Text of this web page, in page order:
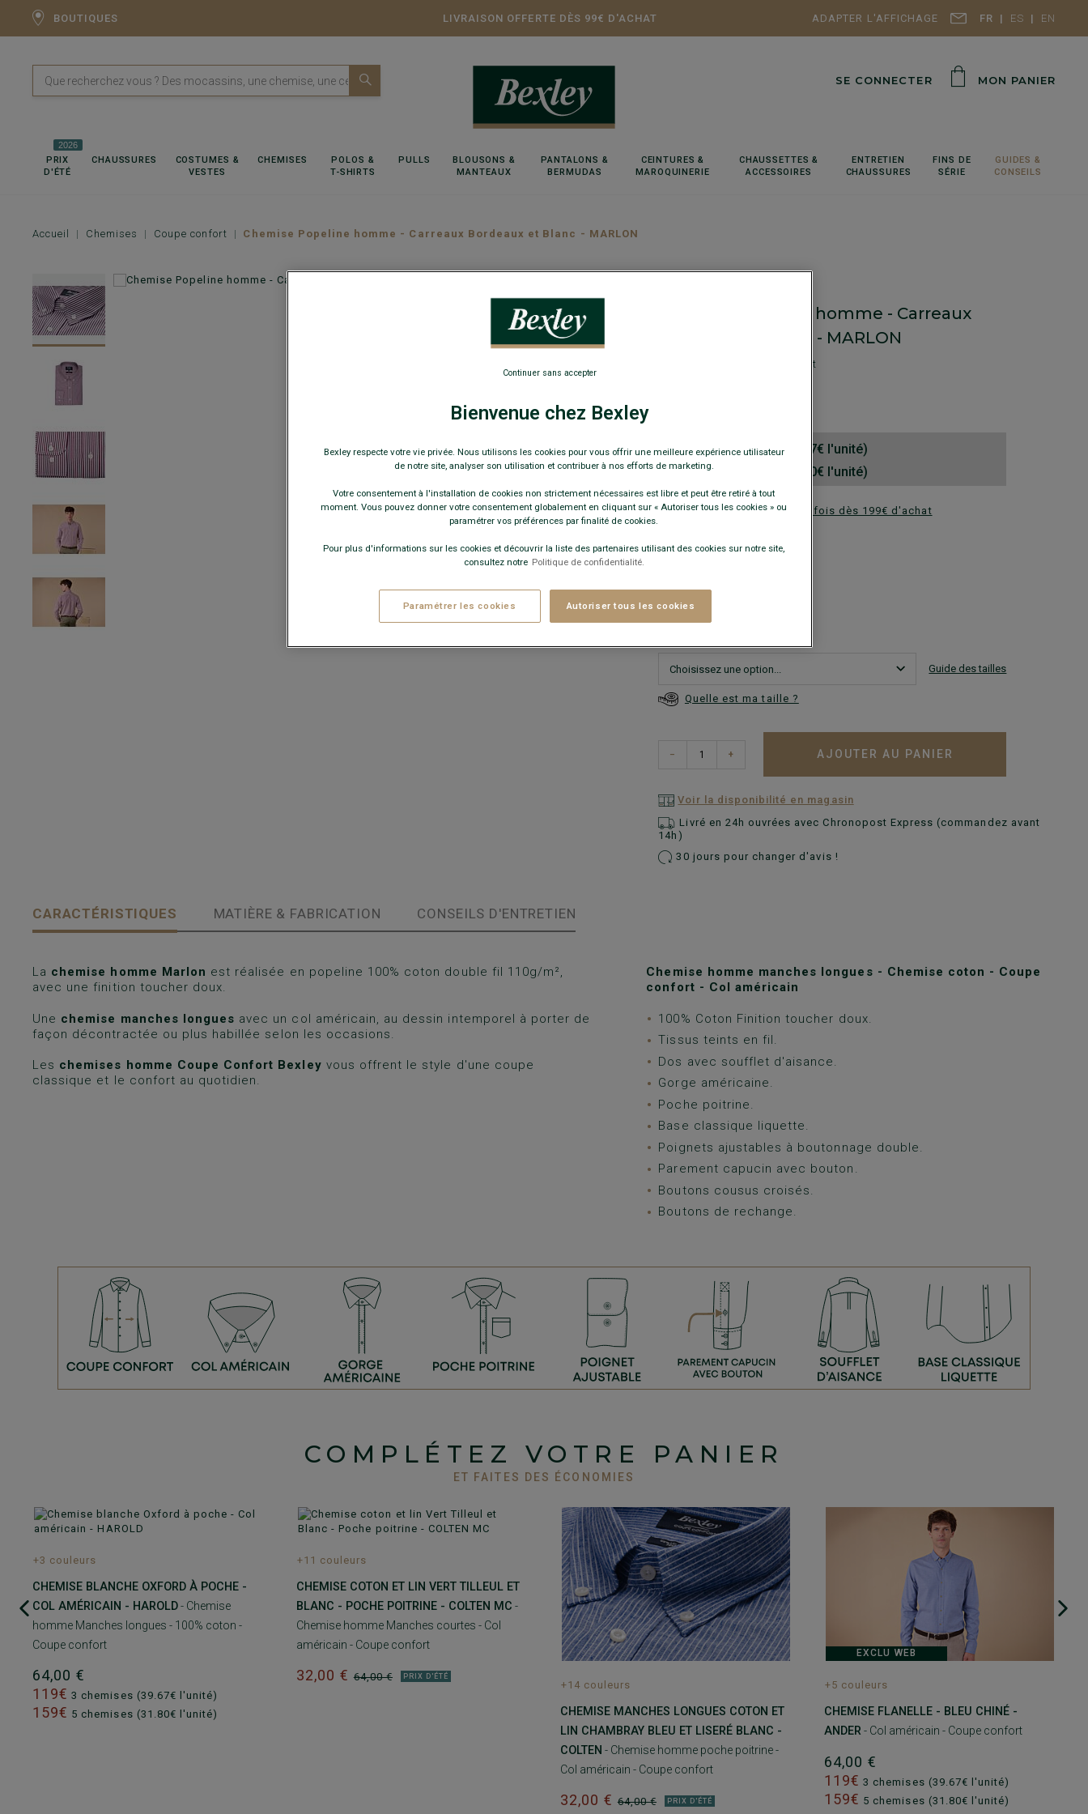
FR ES EN
BOUTIQUES LIVRAISON OFFERTE DÈS 99€ D'ACHAT ADAPTER L'AFFICHAGE
SE CONNECTER MON PANIER
PRIX
D'ÉTÉ
2026
CHAUSSURES
COSTUMES &
VESTES
CHEMISES
POLOS &
T-SHIRTS
PULLS
BLOUSONS &
MANTEAUX
PANTALONS &
BERMUDAS
CEINTURES &
MAROQUINERIE
CHAUSSETTES &
ACCESSOIRES
ENTRETIEN
CHAUSSURES
FINS DE
SÉRIE
GUIDES &
CONSEILS
Accueil Chemises Coupe confort Chemise Popeline homme - Carreaux Bordeaux et Blanc - MARLON
Chemise Popeline homme - Carreaux
Bordeaux et Blanc - MARLON
Col américain - Coupe confort
119€3 chemises (39.67€ l'unité)
159€5 chemises (31.80€ l'unité)
Payez en plusieurs fois dès 199€ d'achat
COULEURS DISPONIBLES
Guide des tailles
Quelle est ma taille ?
− + AJOUTER AU PANIER
Voir la disponibilité en magasin
Livré en 24h ouvrées avec Chronopost Express (commandez avant
14h)
30 jours pour changer d'avis !
CARACTÉRISTIQUES MATIÈRE & FABRICATION CONSEILS D'ENTRETIEN
La chemise homme Marlon est réalisée en popeline 100% coton double fil 110g/m²,
avec une finition toucher doux.
Une chemise manches longues avec un col américain, au dessin intemporel à porter de
façon décontractée ou plus habillée selon les occasions.
Les chemises homme Coupe Confort Bexley vous offrent le style d'une coupe
classique et le confort au quotidien.
Chemise homme manches longues - Chemise coton - Coupe
confort - Col américain
100% Coton Finition toucher doux.
Tissus teints en fil.
Dos avec soufflet d'aisance.
Gorge américaine.
Poche poitrine.
Base classique liquette.
Poignets ajustables à boutonnage double.
Parement capucin avec bouton.
Boutons cousus croisés.
Boutons de rechange.
COMPLÉTEZ VOTRE PANIER
ET FAITES DES ÉCONOMIES
+3 couleurs
CHEMISE BLANCHE OXFORD À POCHE -
COL AMÉRICAIN - HAROLD- Chemise
homme Manches longues - 100% coton -
Coupe confort
64,00 €
119€ 3 chemises (39.67€ l'unité)
159€ 5 chemises (31.80€ l'unité)
+11 couleurs
CHEMISE COTON ET LIN VERT TILLEUL ET
BLANC - POCHE POITRINE - COLTEN MC -
Chemise homme Manches courtes - Col
américain - Coupe confort
64,00 €
32,00 € PRIX D'ÉTÉ
+14 couleurs
CHEMISE MANCHES LONGUES COTON ET
LIN CHAMBRAY BLEU ET LISERÉ BLANC -
COLTEN - Chemise homme poche poitrine -
Col américain - Coupe confort
64,00 €
32,00 € PRIX D'ÉTÉ
EXCLU WEB
+5 couleurs
CHEMISE FLANELLE - BLEU CHINÉ -
ANDER - Col américain - Coupe confort
64,00 €
119€ 3 chemises (39.67€ l'unité)
159€ 5 chemises (31.80€ l'unité)
Bienvenue chez Bexley
Bexley respecte votre vie privée. Nous utilisons les cookies pour vous offrir une meilleure expérience utilisateur
de notre site, analyser son utilisation et contribuer à nos efforts de marketing.
Votre consentement à l'installation de cookies non strictement nécessaires est libre et peut être retiré à tout
moment. Vous pouvez donner votre consentement globalement en cliquant sur « Autoriser tous les cookies » ou
paramétrer vos préférences par finalité de cookies.
Pour plus d'informations sur les cookies et découvrir la liste des partenaires utilisant des cookies sur notre site,
consultez notre Politique de confidentialité.
Paramétrer les cookies Autoriser tous les cookies
Continuer sans accepter